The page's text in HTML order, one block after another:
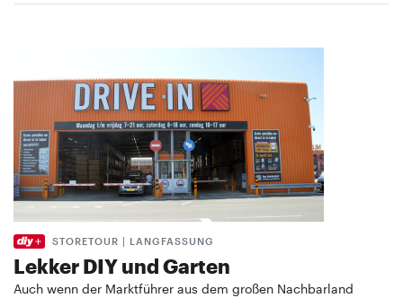
STORETOUR | LANGFASSUNG
Lekker DIY und Garten
Auch wenn der Marktführer aus dem großen Nachbarland